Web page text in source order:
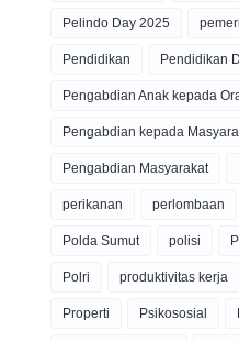
Pelindo Day 2025
Pendidikan Pendidikan
Pengabdian Anak kepada
Pengabdian kepada
Pengabdian Masyarakat
perikanan perlombaan
Polda Sumut polisi
Polri produktivitas kerja
Properti Psikososial